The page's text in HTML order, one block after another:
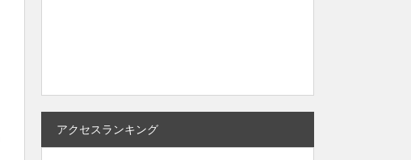
アクセスランキング